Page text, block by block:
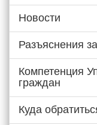
Новости
Разъяснения
Компетенция
граждан
Куда